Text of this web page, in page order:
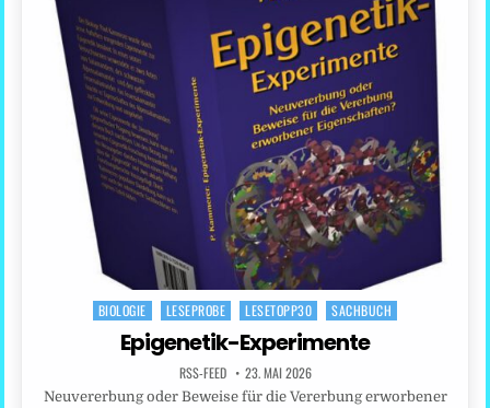
Posted
BIOLOGIE LESEPROBE LESETOPP30 SACHBUCH
Epigenetik-Experimente
RSS-FEED 23. MAI 2026
Neuvererbung oder Beweise für die Vererbung erworbener